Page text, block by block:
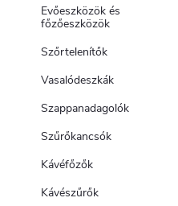
Evőeszközök és
főzőeszközök
Szőrtelenítők
Vasalódeszkák
Szappanadagolók
Szűrőkancsók
Kávéfőzők
Kávészűrők